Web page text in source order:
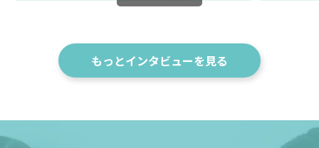
もっとインタビューを見る